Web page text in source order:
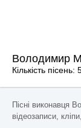
Володимир
Кількість пісень:
Пісні виконавця
відеозаписи,